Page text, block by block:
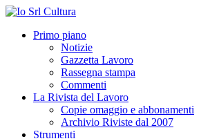
Primo piano
Notizie
Gazzetta Lavoro
Rassegna stampa
Commenti
La Rivista del Lavoro
Copie omaggio e abbonamenti
Archivio Riviste dal 2007
Strumenti